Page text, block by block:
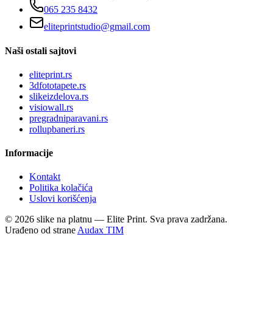
065 235 8432
eliteprintstudio@gmail.com
Naši ostali sajtovi
eliteprint.rs
3dfototapete.rs
slikeizdelova.rs
visiowall.rs
pregradniparavani.rs
rollupbaneri.rs
Informacije
Kontakt
Politika kolačića
Uslovi korišćenja
© 2026 slike na platnu — Elite Print. Sva prava zadržana.
Urađeno od strane Audax TIM